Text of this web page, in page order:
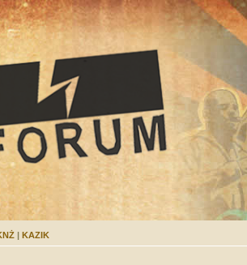
| KAZIK